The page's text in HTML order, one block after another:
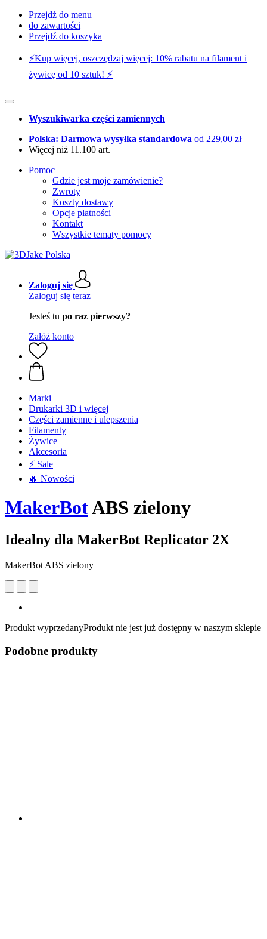
Przejdź do menu
do zawartości
Przejdź do koszyka
⚡️Kup więcej, oszczędzaj więcej: 10% rabatu na filament i
żywicę od 10 sztuk! ⚡️
Wyszukiwarka części zamiennych
Polska: Darmowa wysyłka standardowa od 229,00 zł
Więcej niż 11.100 art.
Pomoc
Gdzie jest moje zamówienie?
Zwroty
Koszty dostawy
Opcje płatności
Kontakt
Wszystkie tematy pomocy
Zaloguj się
Zaloguj się teraz
Jesteś tu po raz pierwszy?
Załóż konto
Marki
Drukarki 3D i więcej
Części zamienne i ulepszenia
Filamenty
Żywice
Akcesoria
⚡ Sale
🔥 Nowości
MakerBotABS zielony
Idealny dla MakerBot Replicator 2X
MakerBot ABS zielony
Produkt wyprzedanyProdukt nie jest już dostępny w naszym sklepie
Podobne produkty